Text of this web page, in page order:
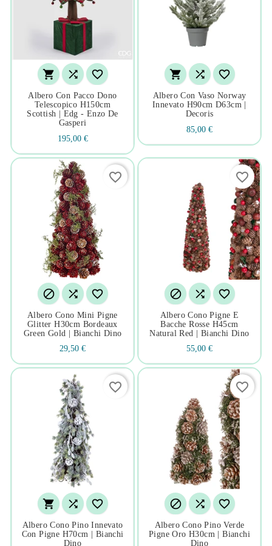
  
Albero Con Pacco Dono
Telescopico H150cm
Scottish | Edg - Enzo De
Gasperi
195,00 €
  
Albero Con Vaso Norway
Innevato H90cm D63cm |
Decoris
85,00 €
  
Albero Cono Mini Pigne
Glitter H30cm Bordeaux
Green Gold | Bianchi Dino
29,50 €
favorite_border
  
Albero Cono Pigne E
Bacche Rosse H45cm
Natural Red | Bianchi Dino
55,00 €
favorite_border
  
Albero Cono Pino Innevato
Con Pigne H70cm | Bianchi
Dino
favorite_border
  
Albero Cono Pino Verde
Pigne Oro H30cm | Bianchi
Dino
favorite_border